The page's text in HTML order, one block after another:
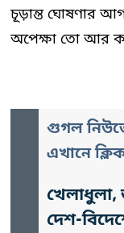
চূড়ান্ত ঘোষণার
অপেক্ষা তো আর
গুগল
এখানে
খেলাধুলা,
দেশ-